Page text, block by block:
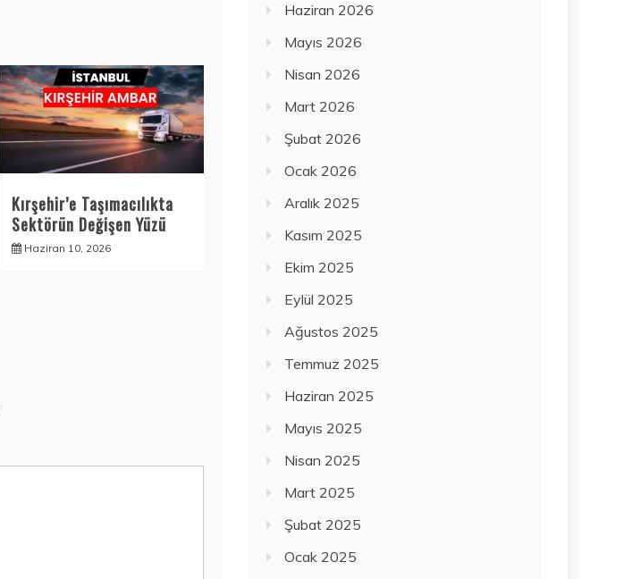
Kırşehir’e Taşımacılıkta
Sektörün Değişen Yüzü
Haziran 10, 2026
Haziran 2026
Mayıs 2026
Nisan 2026
Mart 2026
Şubat 2026
Ocak 2026
Aralık 2025
Kasım 2025
Ekim 2025
Eylül 2025
Ağustos 2025
Temmuz 2025
Haziran 2025
Mayıs 2025
Nisan 2025
Mart 2025
Şubat 2025
Ocak 2025